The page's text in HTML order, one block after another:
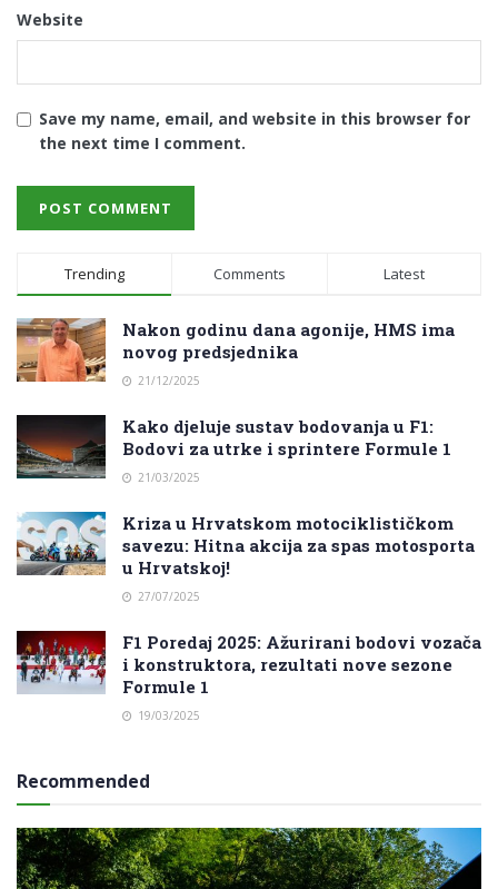
Website
Save my name, email, and website in this browser for
the next time I comment.
Trending Comments Latest
Nakon godinu dana agonije, HMS ima
novog predsjednika
21/12/2025
Kako djeluje sustav bodovanja u F1:
Bodovi za utrke i sprintere Formule 1
21/03/2025
Kriza u Hrvatskom motociklističkom
savezu: Hitna akcija za spas motosporta
u Hrvatskoj!
27/07/2025
F1 Poredaj 2025: Ažurirani bodovi vozača
i konstruktora, rezultati nove sezone
Formule 1
19/03/2025
Recommended